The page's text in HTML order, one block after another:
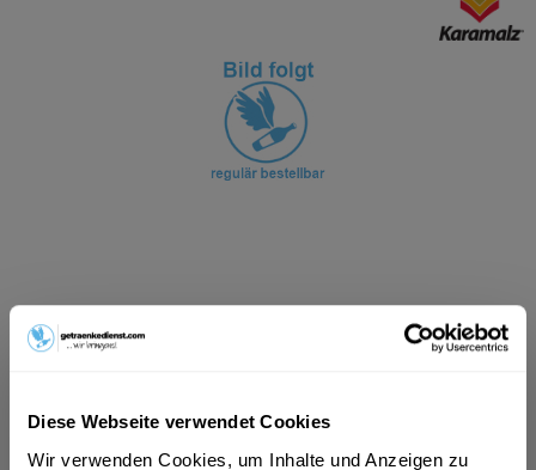
Diese Webseite verwendet Cookies
Wir verwenden Cookies, um Inhalte und Anzeigen zu
ab 4,09 € *
Vorrätig
MEHRWEG